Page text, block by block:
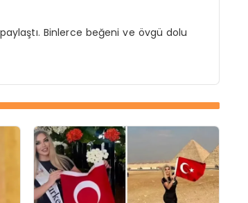
Binlerce beğeni ve övgü dolu